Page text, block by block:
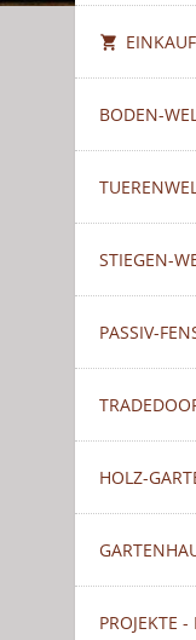
BODEN-
STIEGEN-
PASSIV-
HOLZ-
PROJEKTE -